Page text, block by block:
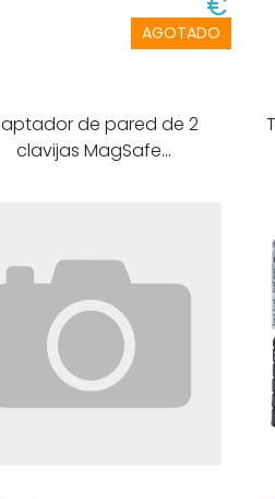
AGOTADO
de pared de 2
clavijas MagSafe